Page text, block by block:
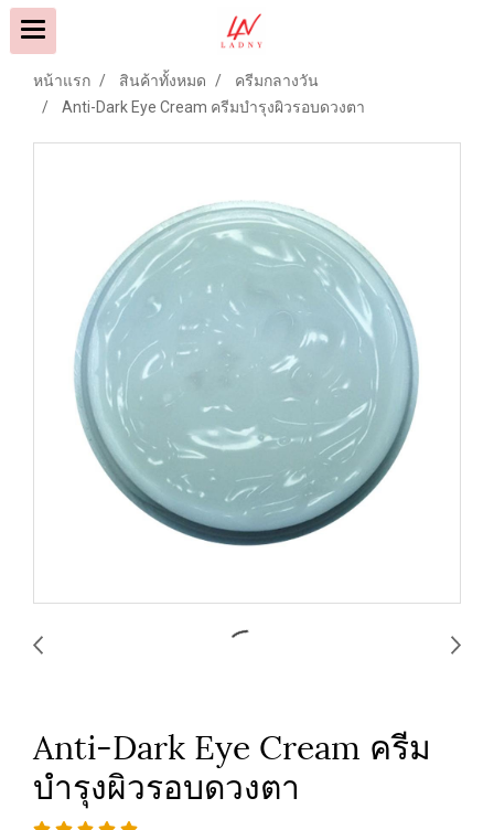
หน้าแรก สินค้าทั้งหมด
ครีมกลางวัน
Anti-Dark Eye Cream ครีมบำรุงผิวรอบดวงตา
Anti-Dark Eye Cream ครีม
บำรุงผิวรอบดวงตา